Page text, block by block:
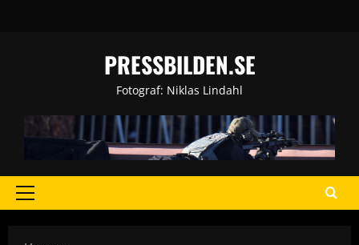
PRESSBILDEN.SE
Fotograf: Niklas Lindahl
Primary